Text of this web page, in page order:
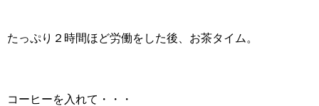
たっぷり２時間ほど労働をした後、お茶タイム。
コーヒーを入れて・・・